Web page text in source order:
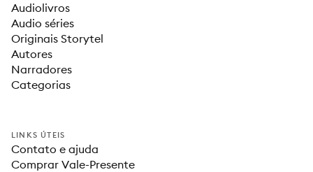
Audiolivros
Audio séries
Originais Storytel
Autores
Narradores
Categorias
LINKS ÚTEIS
Contato e ajuda
Comprar Vale-Presente